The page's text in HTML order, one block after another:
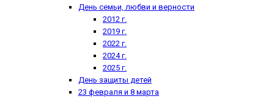
День семьи, любви и верности
2012 г.
2019 г.
2022 г.
2024 г.
2025 г.
День защиты детей
23 февраля и 8 марта